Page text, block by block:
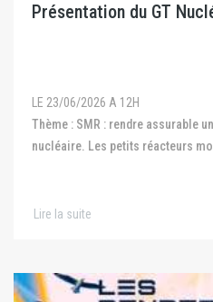
Présentation du GT
LE 23/06/2026 A 12H
Thème : SMR : rendre assurable une nouvelle génération de
nucléaire. Les petits réacteurs
Lire la suite